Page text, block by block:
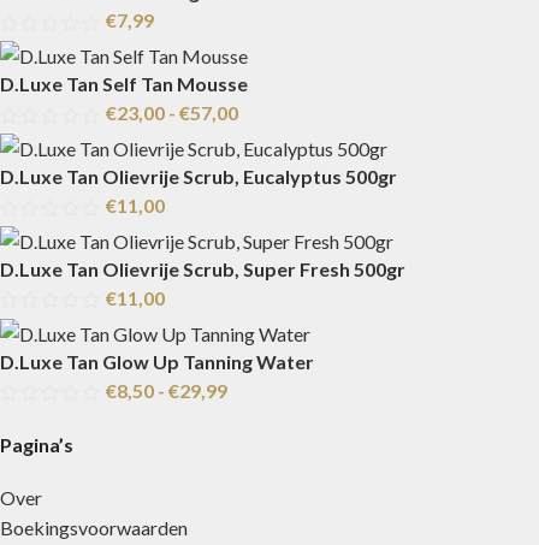
€7,99
D.Luxe Tan Self Tan Mousse
€23,00 - €57,00
D.Luxe Tan Olievrije Scrub, Eucalyptus 500gr
€11,00
D.Luxe Tan Olievrije Scrub, Super Fresh 500gr
€11,00
D.Luxe Tan Glow Up Tanning Water
€8,50 - €29,99
Pagina’s
Over
Boekingsvoorwaarden